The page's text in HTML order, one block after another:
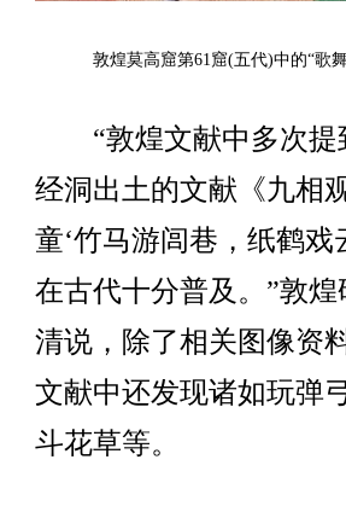
敦煌莫高窟第61窟(五代)中的“歌
“敦煌文献中多次提
经洞出土的文献《九相
童‘竹马游闾巷，纸鹤戏
在古代十分普及。”敦
清说，除了相关图像资
文献中还发现诸如玩弹
斗花草等。